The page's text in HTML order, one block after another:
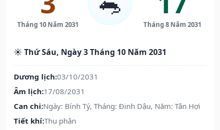
Tháng 10 Năm 2031 Tháng 8 Năm 2031
☀️ Thứ Sáu, Ngày 3 Tháng 10 Năm 2031
Dương lịch:03/10/2031
Âm lịch:17/08/2031
Can chi:Ngày: Bính Tý, Tháng: Đinh Dậu, Năm: Tân Hợi
Tiết khí:Thu phân